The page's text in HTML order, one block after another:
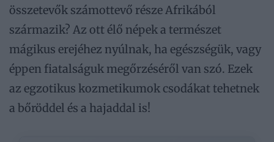
összetevők számottevő része Afrikából
származik? Az ott élő népek a természet
mágikus erejéhez nyúlnak, ha egészségük, vagy
éppen fiatalságuk megőrzéséről van szó. Ezek
az egzotikus kozmetikumok csodákat tehetnek
a bőröddel és a hajaddal is!